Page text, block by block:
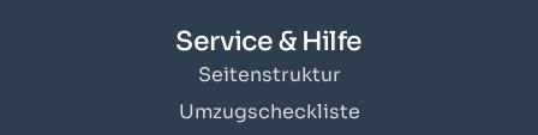
Service & Hilfe
Seitenstruktur
Umzugscheckliste